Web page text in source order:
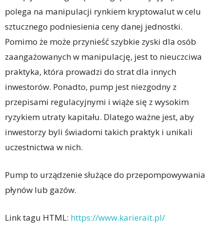
polega na manipulacji rynkiem kryptowalut w celu
sztucznego podniesienia ceny danej jednostki.
Pomimo że może przynieść szybkie zyski dla osób
zaangażowanych w manipulację, jest to nieuczciwa
praktyka, która prowadzi do strat dla innych
inwestorów. Ponadto, pump jest niezgodny z
przepisami regulacyjnymi i wiąże się z wysokim
ryzykiem utraty kapitału. Dlatego ważne jest, aby
inwestorzy byli świadomi takich praktyk i unikali
uczestnictwa w nich.
Pump to urządzenie służące do przepompowywania
płynów lub gazów.
Link tagu HTML: https://www.karierait.pl/